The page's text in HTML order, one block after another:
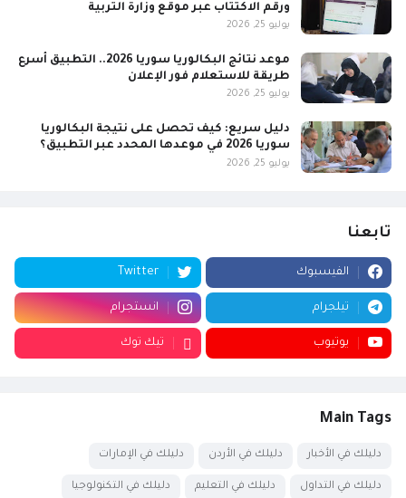
ورقم الاكتتاب عبر موقع وزارة التربية
يوليو 25, 2026
موعد نتائج البكالوريا سوريا 2026.. التطبيق أسرع
طريقة للاستعلام فور الإعلان
يوليو 25, 2026
دليل سريع: كيف تحصل على نتيجة البكالوريا
سوريا 2026 في موعدها المحدد عبر التطبيق؟
يوليو 25, 2026
تابعنا
الفيسبوك Twitter
تيلجرام انستجرام
يوتيوب تيك توك
Main Tags
دليلك في الأخبار دليلك في الأردن دليلك في الإمارات
دليلك في التداول دليلك في التعليم دليلك في التكنولوجيا